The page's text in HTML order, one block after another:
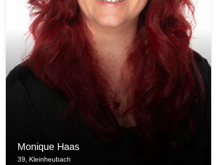
Monique Haas
39, Kleinheubach